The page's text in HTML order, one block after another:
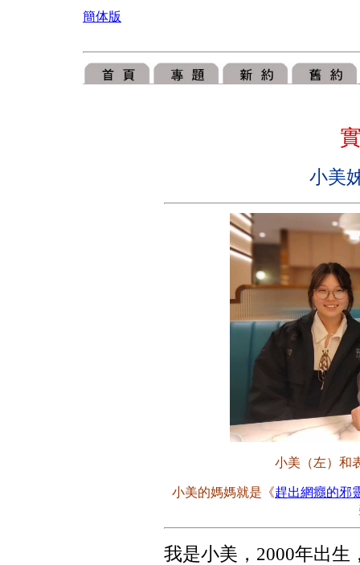
簡体版
小美
小美（左）和
小美的媽媽就是《趕出網癮的邪
我是小美，2000年出生